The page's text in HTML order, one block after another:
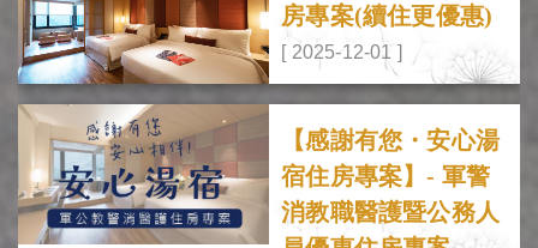
房專案(續住更優惠)
[ 2025-12-01 ]
【感謝有您・安心湯
宿住房專案】- 軍警
消教職醫護暨公務人